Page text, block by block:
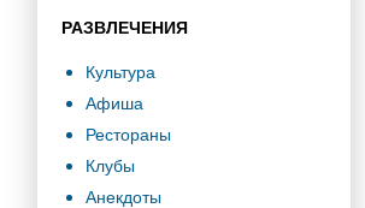
РАЗВЛЕЧЕНИЯ
Культура
Афиша
Рестораны
Клубы
Анекдоты